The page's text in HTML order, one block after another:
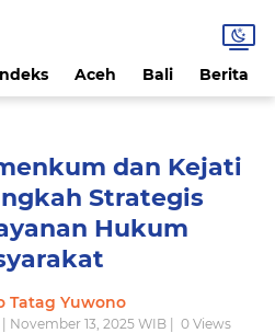
Aceh Bali Berita
dan Kejati
Strategis
Hukum
Tatag Yuwono
November 13, 2025 WIB | 0Views